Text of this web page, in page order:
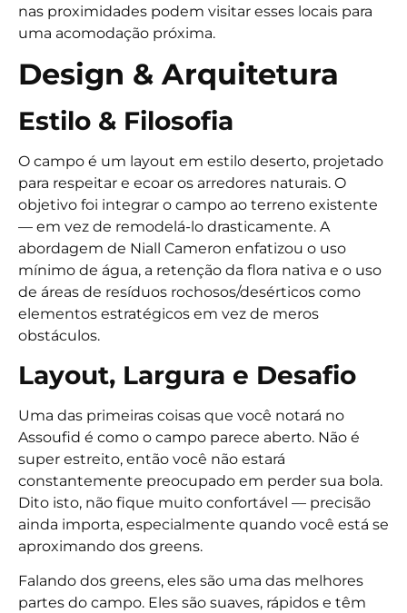
nas proximidades podem visitar esses locais para
uma acomodação próxima.
Design & Arquitetura
Estilo & Filosofia
O campo é um layout em estilo deserto, projetado
para respeitar e ecoar os arredores naturais. O
objetivo foi integrar o campo ao terreno existente
— em vez de remodelá-lo drasticamente. A
abordagem de Niall Cameron enfatizou o uso
mínimo de água, a retenção da flora nativa e o uso
de áreas de resíduos rochosos/desérticos como
elementos estratégicos em vez de meros
obstáculos.
Layout, Largura e Desafio
Uma das primeiras coisas que você notará no
Assoufid é como o campo parece aberto. Não é
super estreito, então você não estará
constantemente preocupado em perder sua bola.
Dito isto, não fique muito confortável — precisão
ainda importa, especialmente quando você está se
aproximando dos greens.
Falando dos greens, eles são uma das melhores
partes do campo. Eles são suaves, rápidos e têm